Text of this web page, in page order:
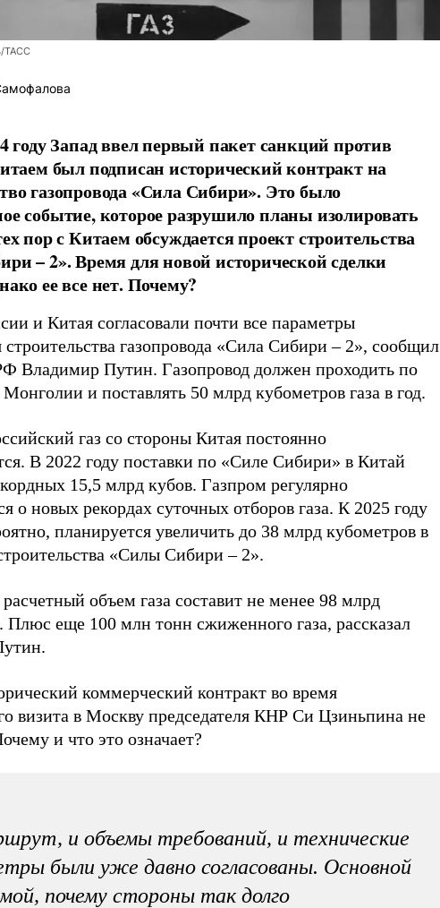
ТАСС
году Запад ввел первый пакет санкций против
был подписан исторический контракт на
газопровода «Сила Сибири». Это было
событие, которое разрушило планы изолировать
пор с Китаем обсуждается проект строительства
– 2». Время для новой исторической сделки
ее все нет. Почему?
и Китая согласовали почти все параметры
газопровода «Сила Сибири – 2», сообщил
Владимир Путин. Газопровод должен проходить по
и поставлять 50 млрд кубометров газа в год.
газ со стороны Китая постоянно
В 2022 году поставки по «Силе Сибири» в Китай
15,5 млрд кубов. Газпром регулярно
о новых рекордах суточных отборов газа. К 2025 году
планируется увеличить до 38 млрд кубометров в
«Силы Сибири – 2».
объем газа составит не менее 98 млрд
Плюс еще 100 млн тонн сжиженного газа, рассказал
коммерческий контракт во время
визита в Москву председателя КНР Си Цзиньпина не
и что это означает?
и объемы требований, и технические
были уже давно согласованы. Основной
почему стороны так долго